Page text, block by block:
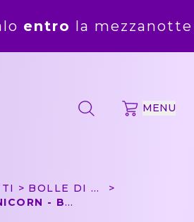
mezzanotte del5
MENU
BOLLE DI SAPONE
UNICORN - BOLLE DI SAPONE BUBBLE WORLD - CONFEZIONE DA 36 PZ